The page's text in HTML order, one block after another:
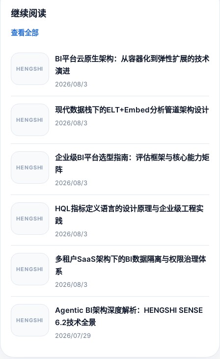
继续阅读
查看全部
HENGSHI
BI平台云原生架构：从容器化到弹性扩展的技术
演进
2026/08/3
HENGSHI
现代数据栈下的ELT+Embed分析管道架构设计
2026/08/3
HENGSHI
企业级BI平台选型指南：评估框架与核心能力矩
阵
2026/08/3
HENGSHI
HQL指标定义语言的设计原理与企业级工程实
践
2026/08/3
HENGSHI
多租户SaaS架构下的BI数据隔离与权限治理体
系
2026/08/3
HENGSHI
Agentic BI架构深度解析：HENGSHI SENSE
6.2技术全景
2026/07/29